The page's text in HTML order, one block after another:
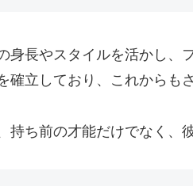
身長やスタイルを活かし
確立しており、これからも
持ち前の才能だけでなく、